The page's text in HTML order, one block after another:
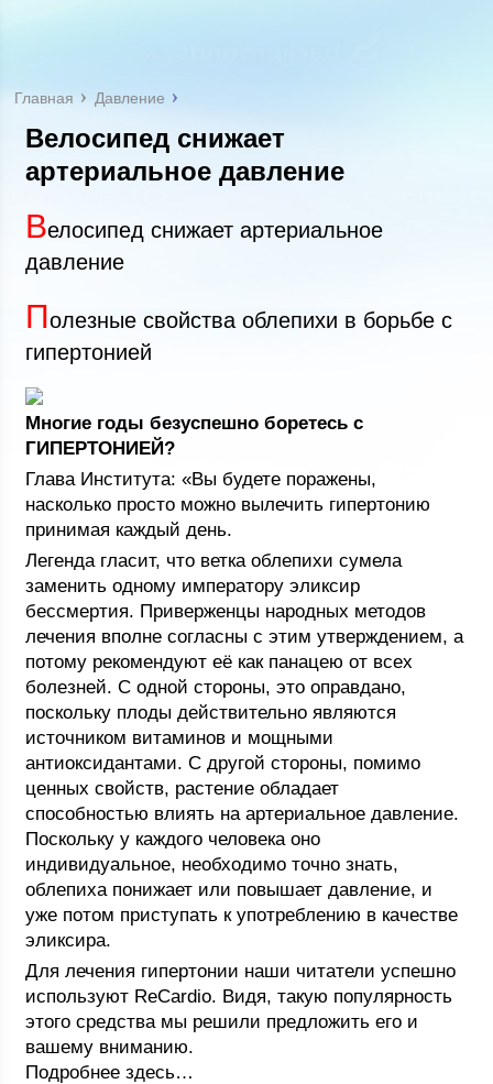
Главная Давление
Велосипед снижает
артериальное давление
Велосипед снижает артериальное
давление
Полезные свойства облепихи в борьбе с
гипертонией
Многие годы безуспешно боретесь с
ГИПЕРТОНИЕЙ?
Глава Института: «Вы будете поражены,
насколько просто можно вылечить гипертонию
принимая каждый день.
Легенда гласит, что ветка облепихи сумела
заменить одному императору эликсир
бессмертия. Приверженцы народных методов
лечения вполне согласны с этим утверждением, а
потому рекомендуют её как панацею от всех
болезней. С одной стороны, это оправдано,
поскольку плоды действительно являются
источником витаминов и мощными
антиоксидантами. С другой стороны, помимо
ценных свойств, растение обладает
способностью влиять на артериальное давление.
Поскольку у каждого человека оно
индивидуальное, необходимо точно знать,
облепиха понижает или повышает давление, и
уже потом приступать к употреблению в качестве
эликсира.
Для лечения гипертонии наши читатели успешно
используют ReCardio. Видя, такую популярность
этого средства мы решили предложить его и
вашему вниманию.
Подробнее здесь…